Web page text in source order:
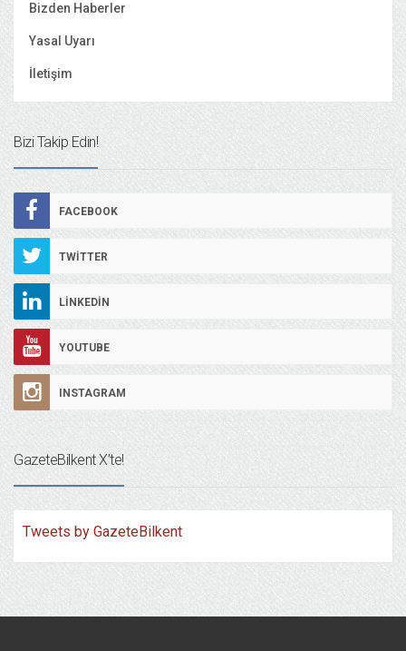
Bizden Haberler
Yasal Uyarı
İletişim
Bizi Takip Edin!
FACEBOOK
TWITTER
LINKEDIN
YOUTUBE
INSTAGRAM
GazeteBilkent X’te!
Tweets by GazeteBilkent